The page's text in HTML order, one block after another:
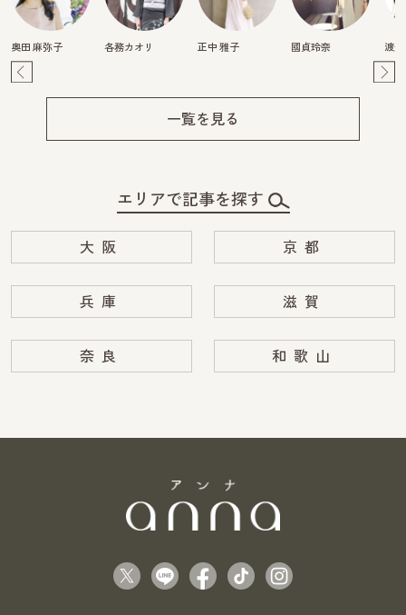
奥田 麻弥子 各務カオリ 正中 雅子 國貞玲奈 渡
一覧を見る
エリアで記事を探す
大阪 京都
兵庫 滋賀
奈良 和歌山